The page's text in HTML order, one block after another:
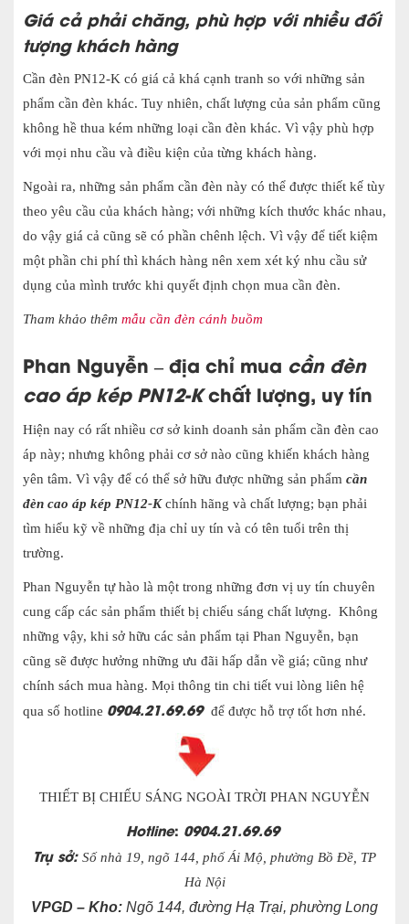
Giá cả phải chăng, phù hợp với nhiều đối
tượng khách hàng
Cần đèn PN12-K có giá cả khá cạnh tranh so với những sản
phẩm cần đèn khác. Tuy nhiên, chất lượng của sản phẩm cũng
không hề thua kém những loại cần đèn khác. Vì vậy phù hợp
với mọi nhu cầu và điều kiện của từng khách hàng.
Ngoài ra, những sản phẩm cần đèn này có thể được thiết kế tùy
theo yêu cầu của khách hàng; với những kích thước khác nhau,
do vậy giá cả cũng sẽ có phần chênh lệch. Vì vậy để tiết kiệm
một phần chi phí thì khách hàng nên xem xét ký nhu cầu sử
dụng của mình trước khi quyết định chọn mua cần đèn.
Tham khảo thêm mẫu cần đèn cánh buồm
Phan Nguyễn – địa chỉ mua cần đèn
cao áp kép PN12-Kchất lượng, uy tín
Hiện nay có rất nhiều cơ sở kinh doanh sản phẩm cần đèn cao
áp này; nhưng không phải cơ sở nào cũng khiến khách hàng
yên tâm. Vì vậy để có thể sở hữu được những sản phẩm cần
đèn cao áp kép PN12-Kchính hãng và chất lượng; bạn phải
tìm hiểu kỹ về những địa chỉ uy tín và có tên tuổi trên thị
trường.
Phan Nguyễn tự hào là một trong những đơn vị uy tín chuyên
cung cấp các sản phẩm thiết bị chiếu sáng chất lượng. Không
những vậy, khi sở hữu các sản phẩm tại Phan Nguyễn, bạn
cũng sẽ được hưởng những ưu đãi hấp dẫn về giá; cũng như
chính sách mua hàng. Mọi thông tin chi tiết vui lòng liên hệ
qua số hotline 0904.21.69.69 để được hỗ trợ tốt hơn nhé.
THIẾT BỊ CHIẾU SÁNG NGOÀI TRỜI PHAN NGUYỄN
Hotline: 0904.21.69.69
Trụ sở: Số nhà 19, ngõ 144, phố Ái Mộ, phường Bồ Đề, TP
Hà Nội
VPGD – Kho: Ngõ 144, đường Hạ Trại, phường Long